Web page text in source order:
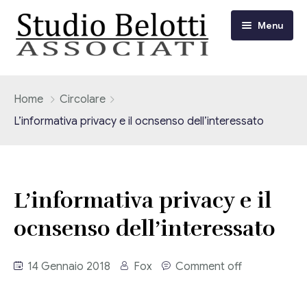
Menu
I nostri servizi
Contabilità
Adempimenti Dichiarativi e Fiscali
Circolari Flash
Eventi
Home
Circolare
L’informativa privacy e il ocnsenso dell’interessato
L’informativa privacy e il
ocnsenso dell’interessato
14 Gennaio 2018 Fox Comment off